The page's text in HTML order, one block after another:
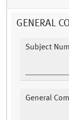
GENERAL
Subject
General